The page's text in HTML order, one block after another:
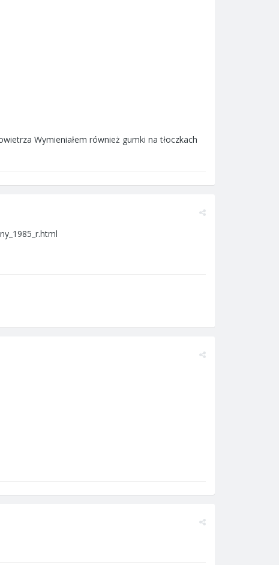
Wymieniałem również gumki na tłoczkach